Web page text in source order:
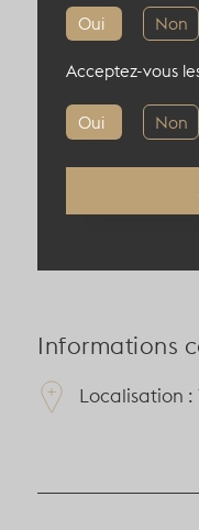
produit,
dîners intimes ou
Capacité du
99 pers en
Informations
Localisation :
Oui Non
Oui Non
Acceptez-vous